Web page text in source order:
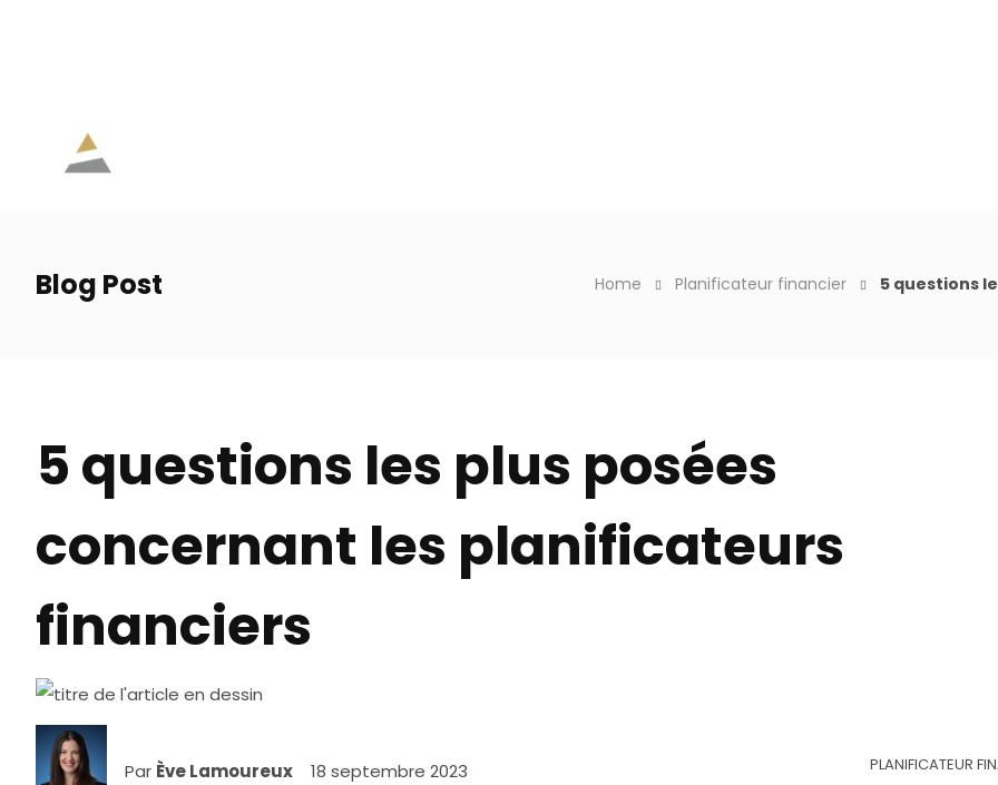
Blog Post Home Planificateur financier 5 questions
5 questions les plus posées
concernant les planificateurs
financiers
Par Ève Lamoureux 18 septembre 2023 PLANIFICATEUR